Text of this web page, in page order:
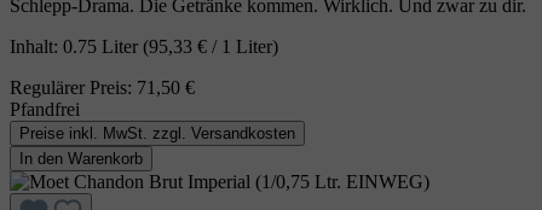
Schlepp‑Drama. Die Getränke kommen. Wirklich. Und zwar zu dir.
Inhalt: 0.75 Liter (95,33 € / 1 Liter)
Regulärer Preis: 71,50 €
Pfandfrei
Preise inkl. MwSt. zzgl. Versandkosten
In den Warenkorb